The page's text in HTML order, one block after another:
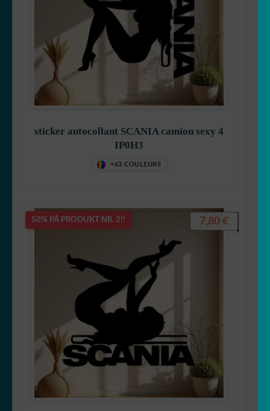
sticker autocollant SCANIA camion sexy 4
IP0H3
+63 COULEURS
50% PÅ PRODUKT NR. 2!! 7,80 €